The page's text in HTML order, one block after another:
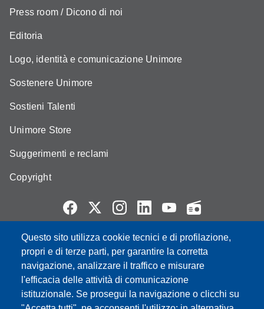
Questo sito utilizza cookie tecnici e di profilazione,
propri e di terze parti, per garantire la corretta
navigazione, analizzare il traffico e misurare
l'efficacia delle attività di comunicazione
istituzionale. Se prosegui la navigazione o clicchi su
Press room / Dicono di noi
Editoria
Logo, identità e comunicazione Unimore
Sostenere Unimore
Sostieni Talenti
Unimore Store
Suggerimenti e reclami
Copyright
Partita IVA: 00427620364
e-mail: urp@unimore.it
PEC: primo contatto: urp@pec.unimore.it
Indirizzo ReGIndE per notifica Atti Processuali:
direzionelegale@pec.unimore.it